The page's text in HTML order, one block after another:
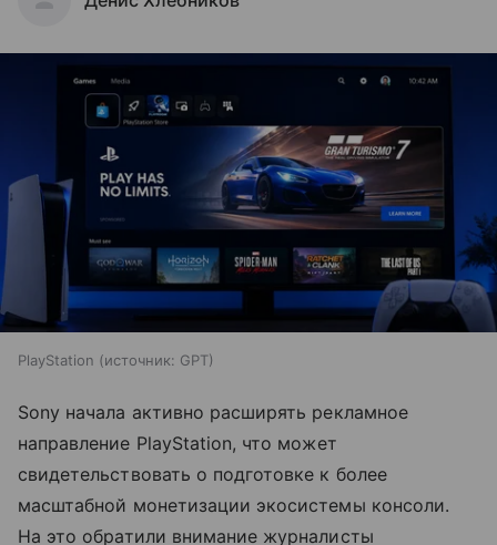
PlayStation источник: GPT
Sony начала активно расширять рекламное
направление PlayStation, что может
свидетельствовать о подготовке к более
масштабной монетизации экосистемы консоли.
На это обратили внимание журналисты